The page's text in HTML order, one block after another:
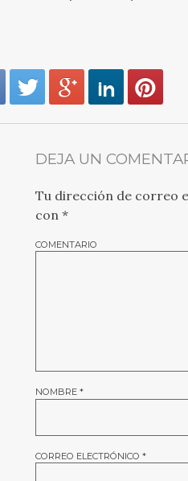
DEJA UN
Tu dirección de correo
con *
COMENTARIO
NOMBRE *
CORREO ELECTRÓNICO *